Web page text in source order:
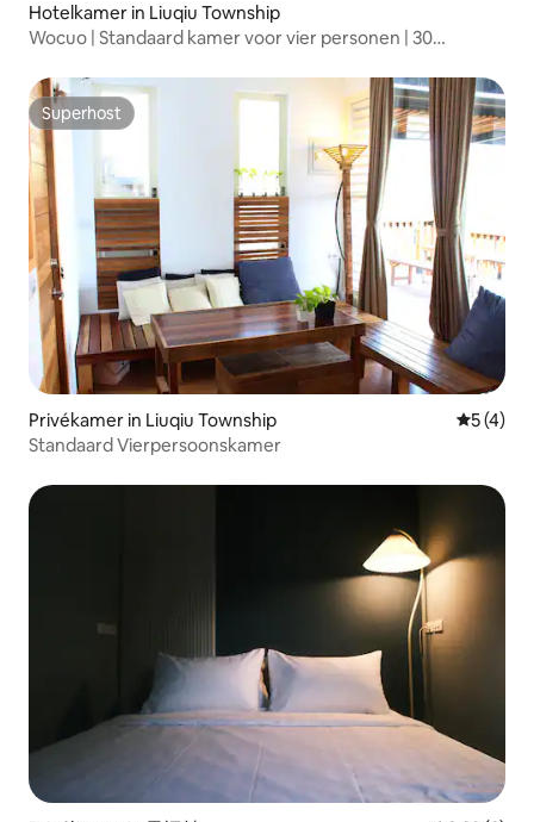
Hotelkamer in Liuqiu Township
Wocuo | Standaard kamer voor vier personen | 30
Superhost
Superhost
Privékamer in Liuqiu Township
5 (4)
Standaard Vierpersoonskamer